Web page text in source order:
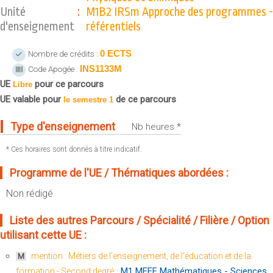
UFR FS (Chimie, Mathématique, Physique)
GEP (Génie Electrique des Procédés - Département composante)
Informatique (Département Composante)
Mécanique (Département composante)
Fermer
Plan et accès
Intranet des personnels
Moodle
Emploi du temps
Stage et emploi
Portefeuille d'Expériences et
Unité
d'enseignement
:
M1B2 IRSm Approche des programmes -
référentiels
Nombre de crédits : 0 ECTS
Code Apogée : INS1133M
UE Libre pour ce parcours
UE valable pour le semestre 1 de ce parcours
Type d'enseignement Nb heures *
* Ces horaires sont donnés à titre indicatif.
Programme de l'UE / Thématiques abordées :
Non rédigé
Liste des autres Parcours / Spécialité / Filière / Option
utilisant cette UE :
M
mention : Métiers de l'enseignement, de l'éducation et de la